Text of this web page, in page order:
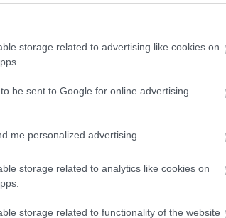
storage related to advertising like cookies on
be sent to Google for online advertising
me personalized advertising.
storage related to analytics like cookies on
storage related to functionality of the website